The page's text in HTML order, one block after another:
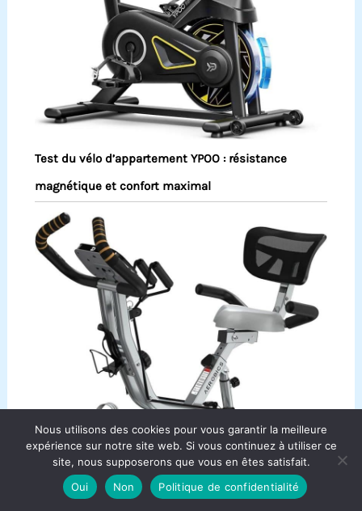
Test du vélo d’appartement YPOO : résistance
magnétique et confort maximal
Nous utilisons des cookies pour vous garantir la meilleure
expérience sur notre site web. Si vous continuez à utiliser ce
site, nous supposerons que vous en êtes satisfait.
Oui
Non Politique de confidentialité